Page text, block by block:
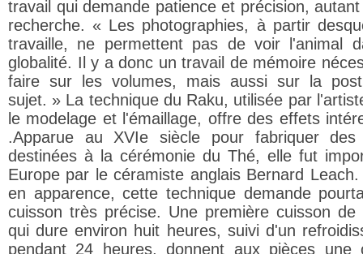
travail qui demande patience et précision,
recherche. « Les photographies, à partir
travaille, ne permettent pas de voir l'animal
globalité. Il y a donc un travail de mémoire
faire sur les volumes, mais aussi sur la
sujet. » La technique du Raku, utilisée par
le modelage et l'émaillage, offre des effets
.Apparue au XVIe siècle pour fabriquer des
destinées à la cérémonie du Thé, elle fut
Europe par le céramiste anglais Bernard Leach.
en apparence, cette technique demande
cuisson très précise. Une première cuisson de
qui dure environ huit heures, suivi d'un
pendant 24 heures, donnent aux pièces une